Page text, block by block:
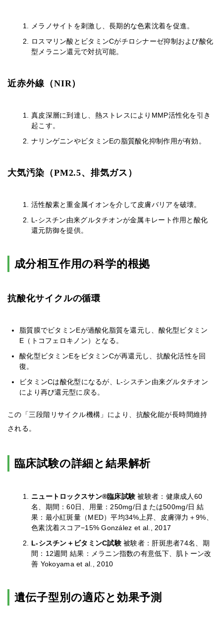
メラノサイトを刺激し、長期的な色素沈着を促進。
ロスマリン酸とビタミンCがチロシナーゼ抑制および酸化
型メラニン還元で対抗可能。
近赤外線（NIR）
真皮深層に到達し、熱ストレスによりMMP活性化を引き
起こす。
ナリンゲニンやビタミンEの脂質酸化抑制作用が有効。
大気汚染（PM2.5、排気ガス）
活性酸素と重金属イオンを介して皮膚バリアを破壊。
L-シスチン由来グルタチオンが金属キレート作用と酸化
還元防御を提供。
成分相互作用の科学的根拠
抗酸化サイクルの循環
脂質膜でビタミンEが過酸化脂質を還元し、酸化型ビタミン
E（トコフェロキノン）となる。
酸化型ビタミンEをビタミンCが再還元し、抗酸化活性を回
復。
ビタミンCは酸化型になるが、L-シスチン由来グルタチオン
により再び還元型に戻る。
この「三段階リサイクル機構」により、抗酸化能が長時間維持
される。
臨床試験の詳細と結果解析
ニュートロックスサン®臨床試験被験者：健康成人60
名、期間：60日、用量：250mg/日または500mg/日 結
果：最小紅斑量（MED）平均34%上昇、皮膚弾力＋9%、
色素沈着スコア−15% González et al., 2017
L-シスチン＋ビタミンC試験被験者：肝斑患者74名、期
間：12週間 結果：メラニン指数の有意低下、肌トーン改
善 Yokoyama et al., 2010
遺伝子型別の適応と効果予測